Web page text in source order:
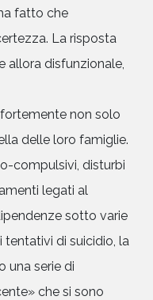
fatto che
La risposta
allora disfunzionale,
non solo
delle loro famiglie.
compulsivi, disturbi
legati al
sotto varie
di suicidio, la
una serie di
che si sono